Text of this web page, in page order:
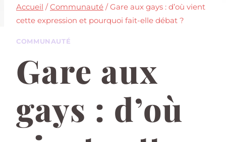
Accueil / Communauté / Gare aux gays : d’où vient
cette expression et pourquoi fait-elle débat ?
COMMUNAUTÉ
Gare aux
gays : d’où